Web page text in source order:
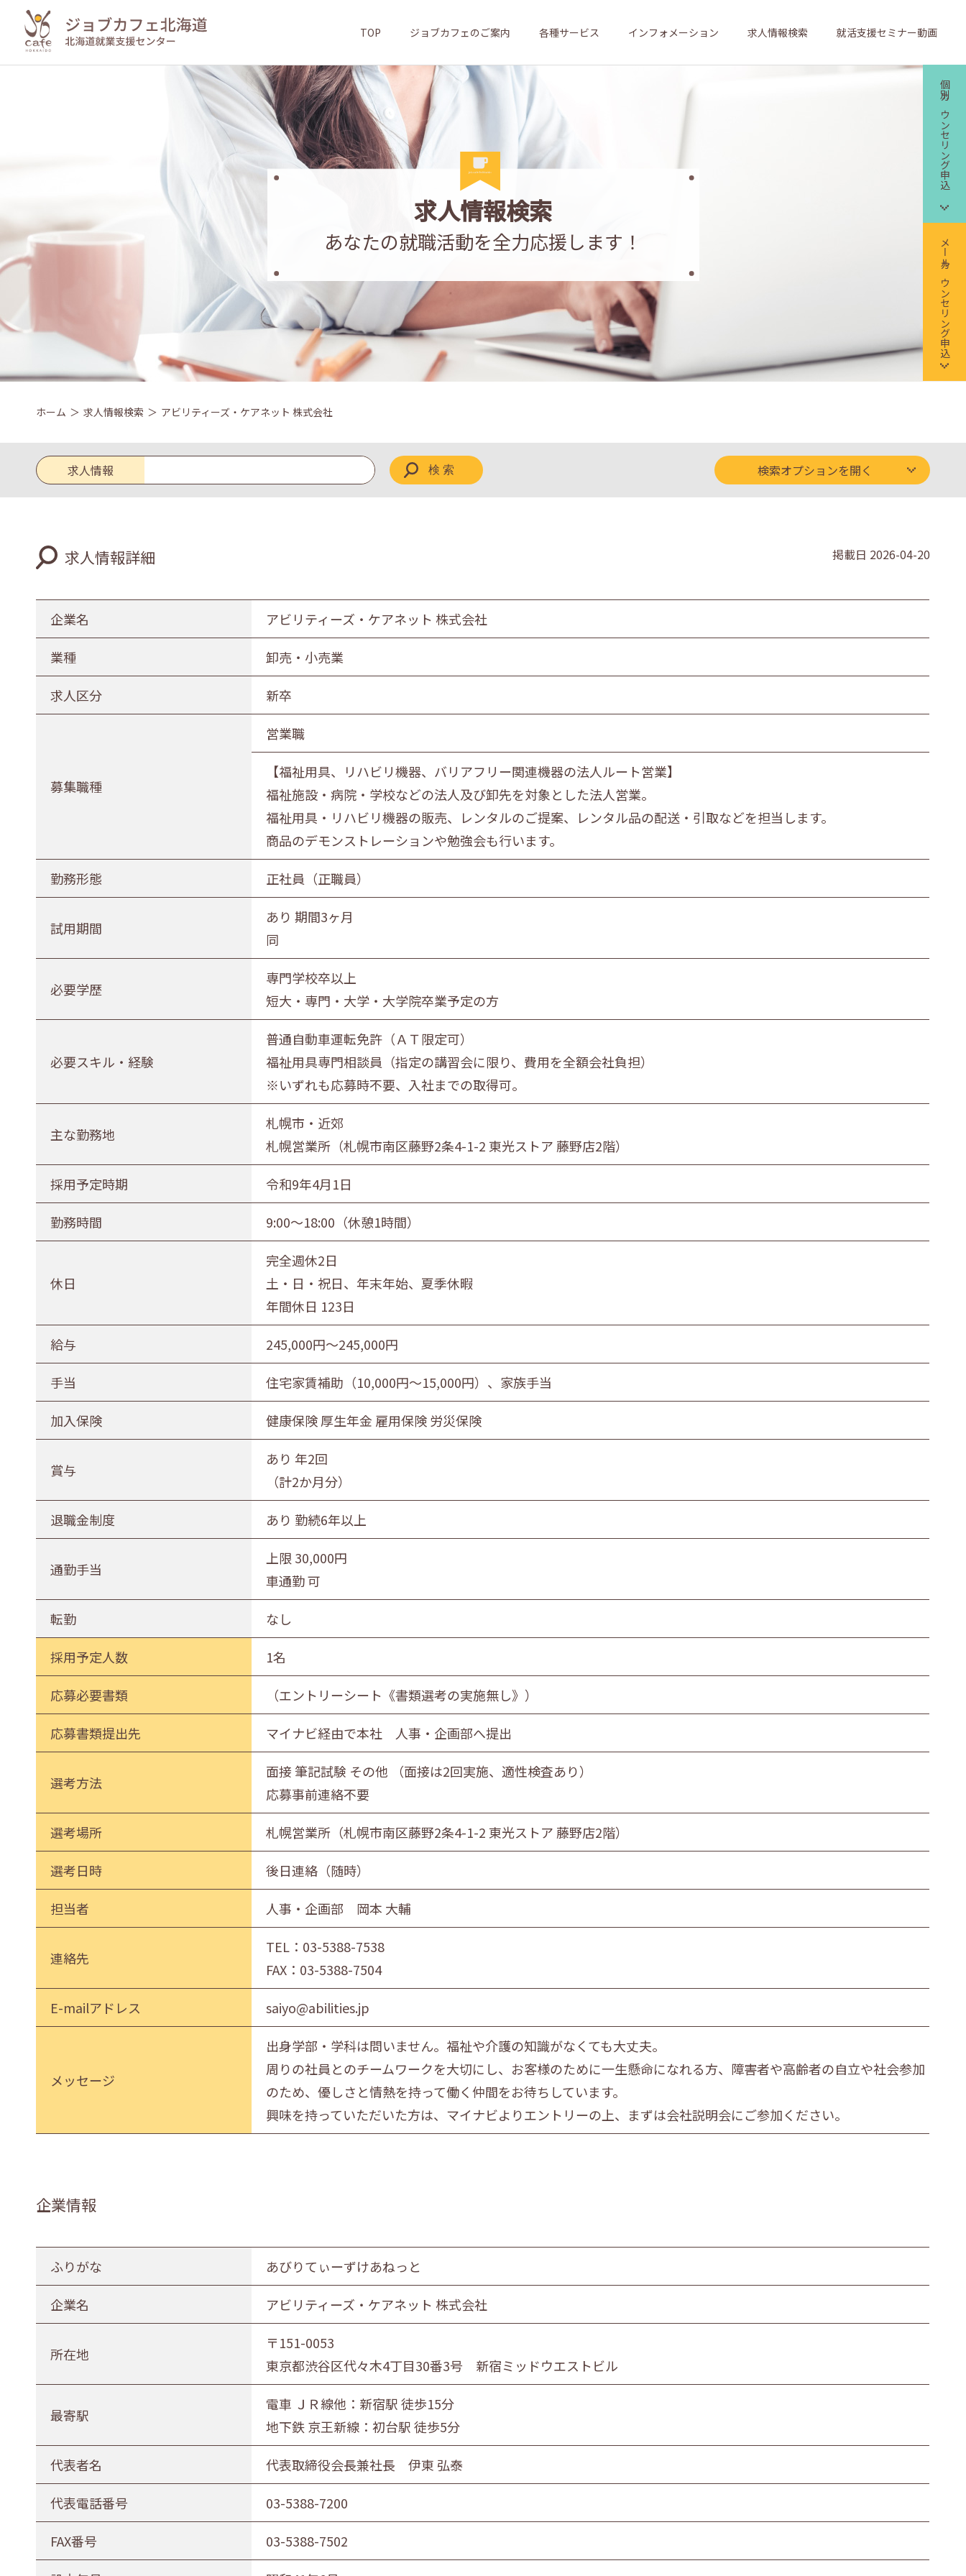
TOP ジョブカフェのご案内 各種サービス インフォメーション 求人情報検索 就活支援セミナー動画
個別カウンセリング申込
メールカウンセリング申込
求人情報検索
あなたの就職活動を全力応援します！
ホーム 求人情報検索 アビリティーズ・ケアネット 株式会社
求人情報 検索オプションを開く
求人区分
業種
農林水産業 建設業
印刷業
広告業 金属・機械製造業
その他の製造業
電気・ガス・熱供給業
通信業・情報サービス業 マスコミ
運輸業
百貨店・スーパーマーケット
娯楽業 教育・学習支援業
宿泊業 飲食サービス業
生活関連サービス業 社会福祉・介護事業
募集職種
正社員（正職員） 公務員
勤務地
札幌市・近郊 旭川市・近郊 釧路市・近郊 帯広市・近郊
求人情報詳細 掲載日 2026-04-20
企業名 アビリティーズ・ケアネット 株式会社
業種 卸売・小売業
求人区分 新卒
募集職種
営業職
【福祉用具、リハビリ機器、バリアフリー関連機器の法人ルート営業】
福祉施設・病院・学校などの法人及び卸先を対象とした法人営業。
福祉用具・リハビリ機器の販売、レンタルのご提案、レンタル品の配送・引取などを担当します。
商品のデモンストレーションや勉強会も行います。
勤務形態 正社員（正職員）
試用期間
あり 期間3ヶ月
同
必要学歴
専門学校卒以上
短大・専門・大学・大学院卒業予定の方
必要スキル・経験
普通自動車運転免許（ＡＴ限定可）
福祉用具専門相談員（指定の講習会に限り、費用を全額会社負担）
※いずれも応募時不要、入社までの取得可。
主な勤務地
札幌市・近郊
札幌営業所（札幌市南区藤野2条4-1-2 東光ストア 藤野店2階）
採用予定時期 令和9年4月1日
勤務時間 9:00～18:00（休憩1時間）
休日
完全週休2日
土・日・祝日、年末年始、夏季休暇
年間休日 123日
給与 245,000円〜245,000円
手当 住宅家賃補助（10,000円～15,000円）、家族手当
加入保険 健康保険 厚生年金 雇用保険 労災保険
賞与
あり 年2回
（計2か月分）
退職金制度 あり 勤続6年以上
通勤手当
上限 30,000円
車通勤 可
転勤 なし
採用予定人数 1名
応募必要書類 （エントリーシート《書類選考の実施無し》）
応募書類提出先 マイナビ経由で本社 人事・企画部へ提出
選考方法
面接 筆記試験 その他 （面接は2回実施、適性検査あり）
応募事前連絡不要
選考場所 札幌営業所（札幌市南区藤野2条4-1-2 東光ストア 藤野店2階）
選考日時 後日連絡（随時）
担当者 人事・企画部 岡本 大輔
連絡先
TEL： 03-5388-7538
FAX：03-5388-7504
E-mailアドレス saiyo@abilities.jp
メッセージ
出身学部・学科は問いません。福祉や介護の知識がなくても大丈夫。
周りの社員とのチームワークを大切にし、お客様のために一生懸命になれる方、障害者や高齢者の自立や社会参加
のため、優しさと情熱を持って働く仲間をお待ちしています。
興味を持っていただいた方は、マイナビよりエントリーの上、まずは会社説明会にご参加ください。
企業情報
ふりがな あびりてぃーずけあねっと
企業名 アビリティーズ・ケアネット 株式会社
所在地
〒151-0053
東京都渋谷区代々木4丁目30番3号 新宿ミッドウエストビル
最寄駅
電車 ＪＲ線他：新宿駅 徒歩15分
地下鉄 京王新線：初台駅 徒歩5分
代表者名 代表取締役会長兼社長 伊東 弘泰
代表電話番号 03-5388-7200
FAX番号 03-5388-7502